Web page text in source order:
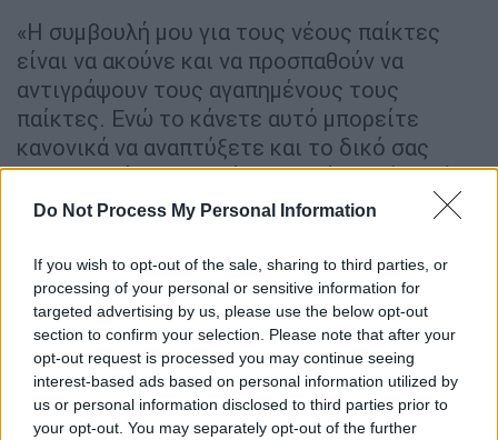
Do Not Process My Personal Information
If you wish to opt-out of the sale, sharing to third parties, or
processing of your personal or sensitive information for
targeted advertising by us, please use the below opt-out
section to confirm your selection. Please note that after your
opt-out request is processed you may continue seeing
interest-based ads based on personal information utilized by
us or personal information disclosed to third parties prior to
your opt-out. You may separately opt-out of the further
«Η συμβουλή μου για τους νέους παίκτες
είναι να ακούνε και να προσπαθούν να
αντιγράψουν τους αγαπημένους τους
παίκτες. Ενώ το κάνετε αυτό μπορείτε
κανονικά να αναπτύξετε και το δικό σας
προσωπικό στυλ. Εγώ εξασκούμαι κάθε μέρα
και πάντα πριν τον ύπνο».
αμέτρητες συνεργασίες και φυσικά
αμέτρητα βραβεία στην πολύχρονη καριέρα
του. Τι είναι, όμως, αυτό που τον κάνει τόσο
μοναδικό;«Μπορεί να είναι η άρθρωσή μου,
ίσως και ο τρόπος που συνθέτω», μου
απαντά.